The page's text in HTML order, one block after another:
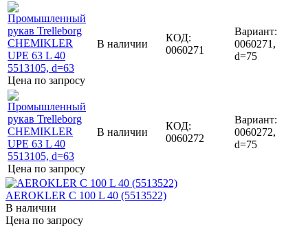
Цена по запросу
В наличии
КОД:
0060271
Вариант:
0060271,
d=75
Цена по запросу
В наличии
КОД:
0060272
Вариант:
0060272,
d=75
AEROKLER C 100 L 40 (5513522)
В наличии
Цена по запросу